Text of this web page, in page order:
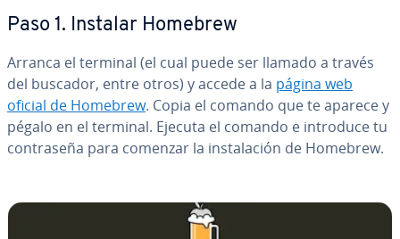
Paso 1. Instalar Homebrew
Arranca el terminal (el cual puede ser llamado a través
del buscador, entre otros) y accede a la página web
oficial de Homebrew. Copia el comando que te aparece y
pégalo en el terminal. Ejecuta el comando e introduce tu
co­n­tra­se­ña para comenzar la in­s­ta­la­ción de Homebrew.